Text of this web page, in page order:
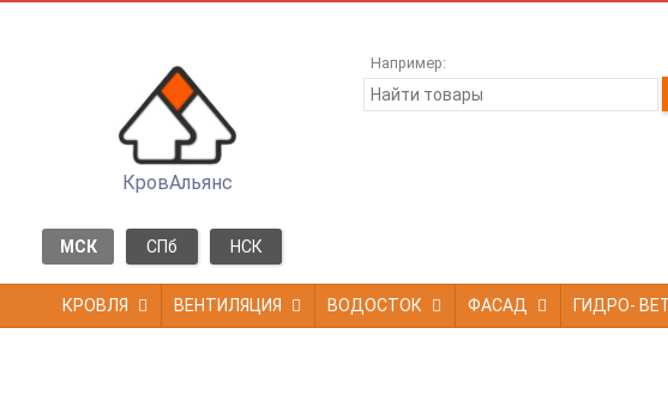
КровАльянс
МСК СПб НСК
Например:
КРОВЛЯ ВЕНТИЛЯЦИЯ ВОДОСТОК ФАСАД ГИДРО-